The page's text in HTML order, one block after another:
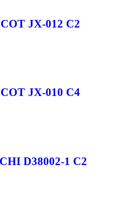
JX-012 C2
JX-010 C4
D38002-1 C2